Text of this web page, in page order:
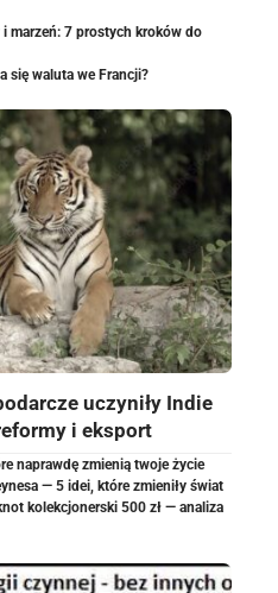
marzeń: 7 prostych kroków do
się waluta we Francji?
uczyniły Indie
i eksport
naprawdę zmienią twoje życie
— 5 idei, które zmieniły świat
kolekcjonerski 500 zł — analiza